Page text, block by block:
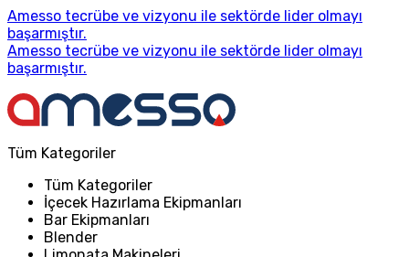
Amesso tecrübe ve vizyonu ile sektörde lider olmayı
başarmıştır.
Amesso tecrübe ve vizyonu ile sektörde lider olmayı
başarmıştır.
Tüm Kategoriler
Tüm Kategoriler
İçecek Hazırlama Ekipmanları
Bar Ekipmanları
Blender